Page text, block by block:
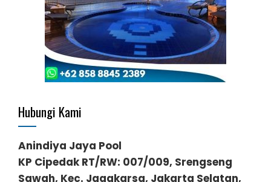
Hubungi Kami
Anindiya Jaya Pool
KP Cipedak RT/RW: 007/009, Srengseng
Sawah, Kec. Jagakarsa, Jakarta Selatan,